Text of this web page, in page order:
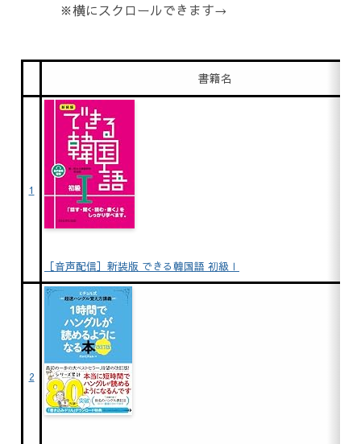
※横にスクロールできます→
書籍名
1
［音声配信］新装版 できる韓国語 初級Ⅰ
2